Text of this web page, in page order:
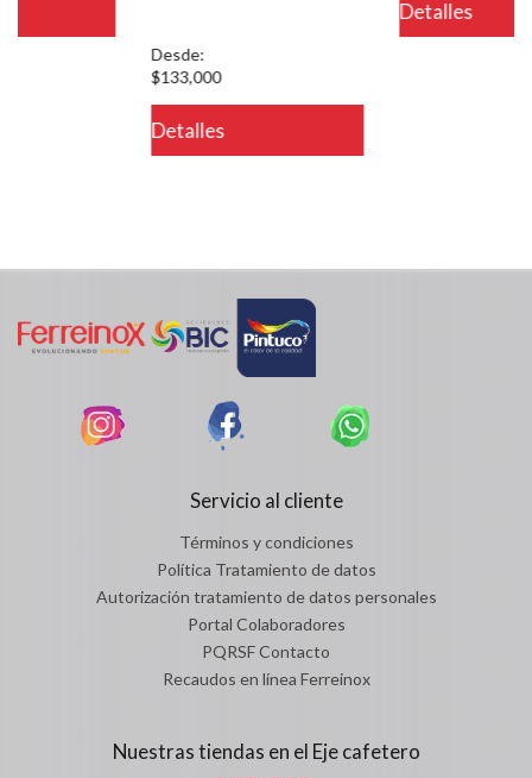
Servicio al cliente
Términos y condiciones
Política Tratamiento de datos
Autorización tratamiento de datos personales
Portal Colaboradores
PQRSF Contacto
Recaudos en línea Ferreinox
Nuestras tiendas en el Eje cafetero